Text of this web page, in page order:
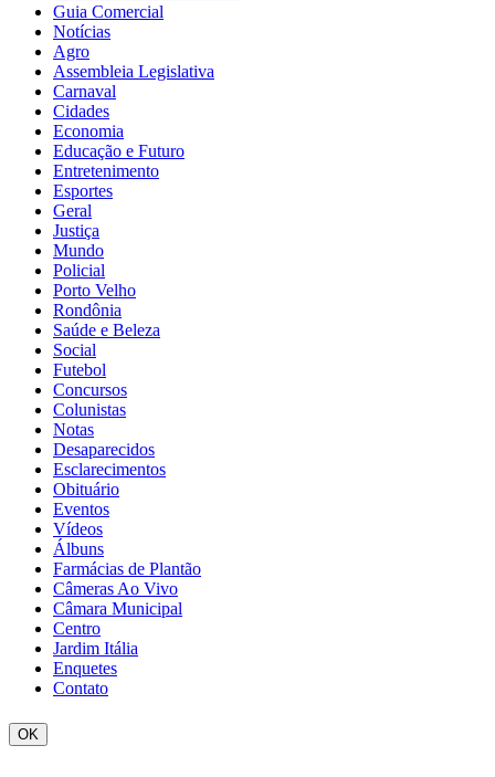
Guia Comercial
Notícias
Agro
Assembleia Legislativa
Carnaval
Cidades
Economia
Educação e Futuro
Entretenimento
Esportes
Geral
Justiça
Mundo
Policial
Porto Velho
Rondônia
Saúde e Beleza
Social
Futebol
Concursos
Colunistas
Notas
Desaparecidos
Esclarecimentos
Obituário
Eventos
Vídeos
Álbuns
Farmácias de Plantão
Câmeras Ao Vivo
Câmara Municipal
Centro
Jardim Itália
Enquetes
Contato
OK